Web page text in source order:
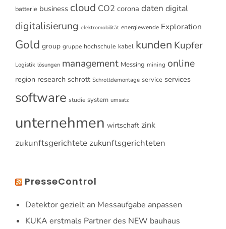
batterie business cloud CO2 corona daten digital
digitalisierung elektromobilität energiewende Exploration
Gold group gruppe hochschule kabel kunden Kupfer
Logistik lösungen management Messing mining online
region research schrott Schrottdemontage service services
software studie system umsatz
unternehmen wirtschaft zink
zukunftsgerichtete zukunftsgerichteten
PresseControl
Detektor gezielt an Messaufgabe anpassen
KUKA erstmals Partner des NEW bauhaus